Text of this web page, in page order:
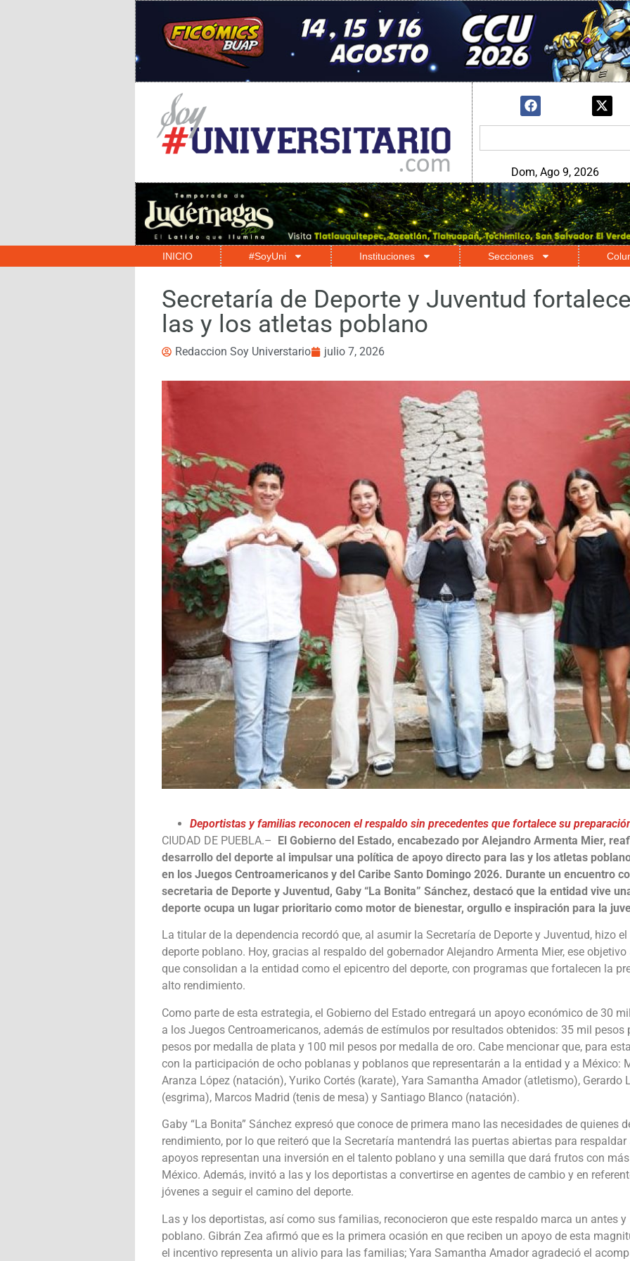
Dom, Ago 9, 2026
INICIO #SoyUni Instituciones Secciones
Secretaría de Deporte y Juventud
las y los atletas poblano
Redaccion Soy Universtario julio 7, 2026
Deportistas y familias reconocen el respaldo sin precedentes que fortalece su
CIUDAD DE PUEBLA.– El Gobierno del Estado, encabezado por Alejandro Armenta Mier,
desarrollo del deporte al impulsar una política de apoyo directo para las y los atletas
en los Juegos Centroamericanos y del Caribe Santo Domingo 2026. Durante un encuentro
secretaria de Deporte y Juventud, Gaby “La Bonita” Sánchez, destacó que la entidad vive
deporte ocupa un lugar prioritario como motor de bienestar, orgullo e inspiración para la
La titular de la dependencia recordó que, al asumir la Secretaría de Deporte y Juventud, hizo
deporte poblano. Hoy, gracias al respaldo del gobernador Alejandro Armenta Mier, ese
que consolidan a la entidad como el epicentro del deporte, con programas que fortalecen la
alto rendimiento.
Como parte de esta estrategia, el Gobierno del Estado entregará un apoyo económico de 30
a los Juegos Centroamericanos, además de estímulos por resultados obtenidos: 35 mil pesos
pesos por medalla de plata y 100 mil pesos por medalla de oro. Cabe mencionar que, para
con la participación de ocho poblanas y poblanos que representarán a la entidad y a México:
Aranza López (natación), Yuriko Cortés (karate), Yara Samantha Amador (atletismo), Gerardo
(esgrima), Marcos Madrid (tenis de mesa) y Santiago Blanco (natación).
Gaby “La Bonita” Sánchez expresó que conoce de primera mano las necesidades de quienes
rendimiento, por lo que reiteró que la Secretaría mantendrá las puertas abiertas para
apoyos representan una inversión en el talento poblano y una semilla que dará frutos con
México. Además, invitó a las y los deportistas a convertirse en agentes de cambio y en
jóvenes a seguir el camino del deporte.
Las y los deportistas, así como sus familias, reconocieron que este respaldo marca un antes
poblano. Gibrán Zea afirmó que es la primera ocasión en que reciben un apoyo de esta
el incentivo representa un alivio para las familias; Yara Samantha Amador agradeció el